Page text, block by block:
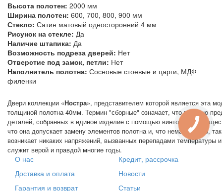
Высота полотен: 2000 мм
Ширина полотен: 600, 700, 800, 900 мм
Стекло: Сатин матовый односторонний 4 мм
Рисунок на стекле: Да
Наличие штапика: Да
Возможность подреза дверей: Нет
Отверстие под замок, петли: Нет
Наполнитель полотна: Сосновые стоевые и царги, МДФ
филенки
Двери коллекции «Ностра», представителем которой является эта
толщиной полотна 40мм. Термин "сборные" означает, что полотно
деталей, собранных в единое изделие с помощью винтов.
что она допускает замену элементов полотна и, что немаловажно,
возникает никаких напряжений, вызванных перепадами температуры
служит верой и правдой многие годы.
О нас
Доставка и оплата
Гарантия и возврат
Кредит, рассрочка
Новости
Статьи